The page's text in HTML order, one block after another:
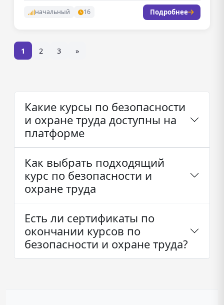
начальный 16 Подробнее
1 2 3 »
Какие курсы по безопасности
и охране труда доступны на
платформе
Как выбрать подходящий
курс по безопасности и
охране труда
Есть ли сертификаты по
окончании курсов по
безопасности и охране труда?